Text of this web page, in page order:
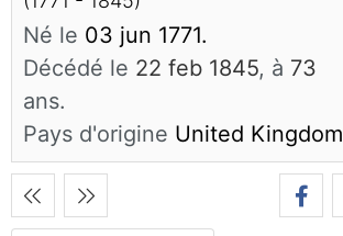
Né le 03 jun 1771.
Décédé le 22 feb 1845, à 73
ans.
Pays d'origine United Kingdom